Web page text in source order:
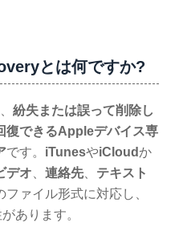
とは何ですか?
紛失または誤って削除し
復できるAppleデバイス専
です。 iTunesやiCloudか
デオ 連絡先、 テキスト
ファイル形式に対応し、
あります。